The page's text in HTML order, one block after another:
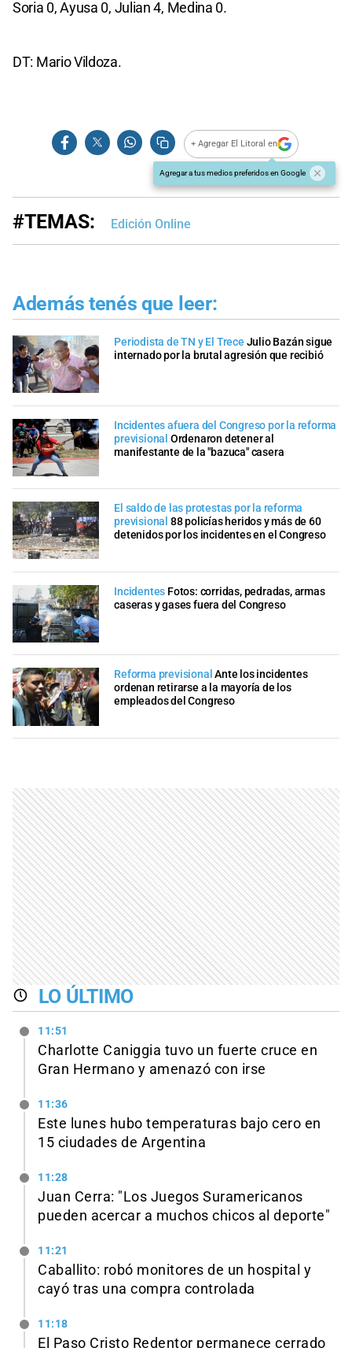
Soria 0, Ayusa 0, Julian 4, Medina 0.
DT: Mario Vildoza.
+ Agregar El Litoral en
Agregar a tus medios preferidos en Google
#TEMAS: Edición Online
Además tenés que leer:
Periodista de TN y El Trece Julio Bazán sigue
internado por la brutal agresión que recibió
Incidentes afuera del Congreso por la reforma
previsional Ordenaron detener al
manifestante de la "bazuca" casera
El saldo de las protestas por la reforma
previsional 88 policías heridos y más de 60
detenidos por los incidentes en el Congreso
Incidentes Fotos: corridas, pedradas, armas
caseras y gases fuera del Congreso
Reforma previsional Ante los incidentes
ordenan retirarse a la mayoría de los
empleados del Congreso
LO ÚLTIMO
11:51
Charlotte Caniggia tuvo un fuerte cruce en
Gran Hermano y amenazó con irse
11:36
Este lunes hubo temperaturas bajo cero en
15 ciudades de Argentina
11:28
Juan Cerra: "Los Juegos Suramericanos
pueden acercar a muchos chicos al deporte"
11:21
Caballito: robó monitores de un hospital y
cayó tras una compra controlada
11:18
El Paso Cristo Redentor permanece cerrado